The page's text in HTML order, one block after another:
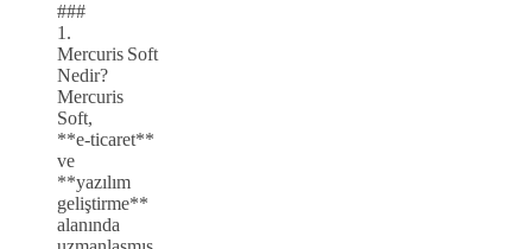
###
1.
Mercuris Soft
Nedir?
Mercuris
Soft,
**e‑ticaret**
ve
**yazılım
geliştirme**
alanında